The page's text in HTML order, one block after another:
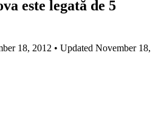
este legată de 5
18, 2012 • Updated November 18,